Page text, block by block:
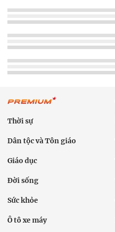
Thời sự
Dân tộc và Tôn giáo
Giáo dục
Đời sống
Sức khỏe
Ô tô xe máy